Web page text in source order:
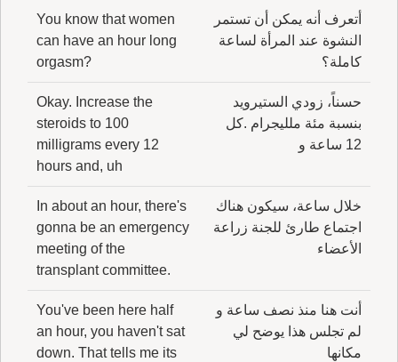
أتعرف أنه يمكن أن تستمر
النشوة عند المرأة لساعة
كاملة؟
You know that women
can have an hour long
orgasm?
حسناً، زودي الستيرويد
بنسبة مئة ملليجرام .كل
12 ساعة و
Okay. Increase the
steroids to 100
milligrams every 12
hours and, uh
خلال ساعة، سيكون هناك
اجتماع طارئ للجنة زراعة
الأعضاء
In about an hour, there's
gonna be an emergency
meeting of the
transplant committee.
أنت هنا منذ نصف ساعة و
لم تجلس هذا يوضح لي
مكانها
You've been here half
an hour, you haven't sat
down. That tells me its